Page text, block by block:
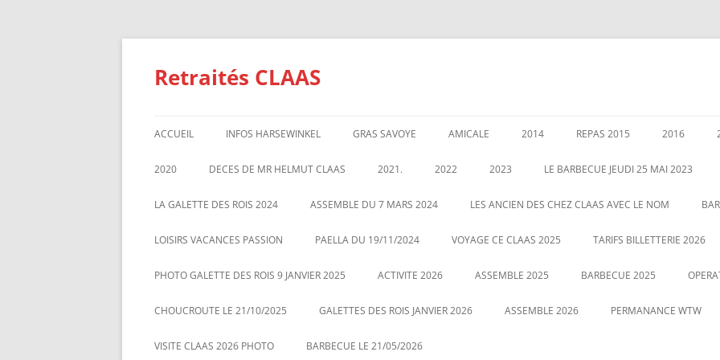
Aller
Retraités CLAAS
ACCUEIL INFOS HARSEWINKEL
ACTIVITE 2025
TARIFS BILLETTERIE AU 01/1/2025
GRAS SAVOYE
LES PERMANENCES GARANTIES AU 1 JANVIER 2020
AMICALE
CRÉATION DE AMICALE
POUR NOUS CONTACTER
2014
ASSEMBLEE 2014
COUSCOUS EN 2014
REPAS 2015 2016
GALETTE
CENTRALE
2020
GALETTE DES ROIS 2020
ASSEMBLÉ DES RETRAITÉS LE 5
DECES DE MR HELMUT CLAAS 2021. 2022
ASSEMBLE 2022
LE 21 MAI 2022 BARBECUE PHOTO
PHOTO POUR AGRANDIR
2023
GALETTE DES ROIS LE 12 JANVIER
LE BARBECUE JEUDI 25 MAI 2023
LA GALETTE DES ROIS 2024 ASSEMBLE DU 7 MARS 2024 LES ANCIEN DES CHEZ CLAAS AVEC LE NOM
LOISIRS VACANCES PASSION PAELLA DU 19/11/2024 VOYAGE CE CLAAS 2025 TARIFS BILLETTERIE 2026
PHOTO GALETTE DES ROIS 9 JANVIER 2025 ACTIVITE 2026 ASSEMBLE 2025 BARBECUE 2025
CHOUCROUTE LE 21/10/2025 GALETTES DES ROIS JANVIER 2026 ASSEMBLE 2026 PERMANANCE WTW
VISITE CLAAS 2026 PHOTO BARBECUE LE 21/05/2026